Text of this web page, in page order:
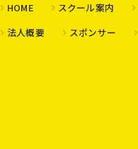
HOME スクール案内
法人概要
スポンサー